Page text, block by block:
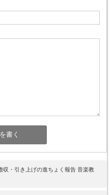
収・引き上げの進ちょく報告 音楽教